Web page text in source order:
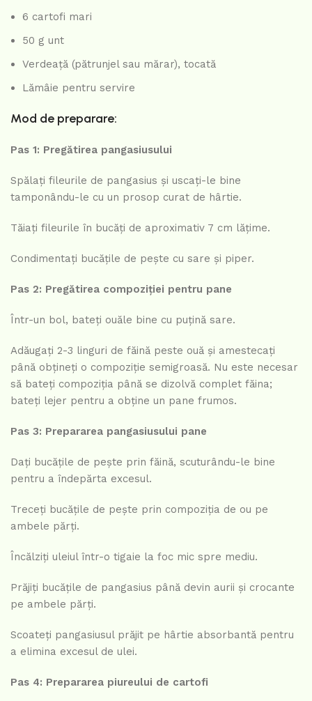
6 cartofi mari
50 g unt
Verdeață (pătrunjel sau mărar), tocată
Lămâie pentru servire
Mod de preparare:
Pas 1: Pregătirea pangasiusului
Spălați fileurile de pangasius și uscați-le bine
tamponându-le cu un prosop curat de hârtie.
Tăiați fileurile în bucăți de aproximativ 7 cm lățime.
Condimentați bucățile de pește cu sare și piper.
Pas 2: Pregătirea compoziției pentru pane
Într-un bol, bateți ouăle bine cu puțină sare.
Adăugați 2-3 linguri de făină peste ouă și amestecați
până obțineți o compoziție semigroasă. Nu este necesar
să bateți compoziția până se dizolvă complet făina;
bateți lejer pentru a obține un pane frumos.
Pas 3: Prepararea pangasiusului pane
Dați bucățile de pește prin făină, scuturându-le bine
pentru a îndepărta excesul.
Treceți bucățile de pește prin compoziția de ou pe
ambele părți.
Încălziți uleiul într-o tigaie la foc mic spre mediu.
Prăjiți bucățile de pangasius până devin aurii și crocante
pe ambele părți.
Scoateți pangasiusul prăjit pe hârtie absorbantă pentru
a elimina excesul de ulei.
Pas 4: Prepararea piureului de cartofi